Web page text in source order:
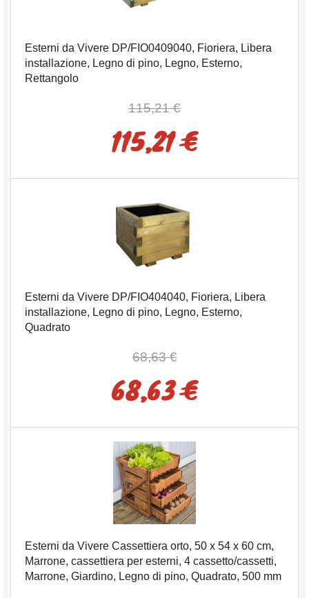
Esterni da Vivere DP/FIO0409040, Fioriera, Libera
installazione, Legno di pino, Legno, Esterno,
Rettangolo
115,21 €
115,21 €
Esterni da Vivere DP/FIO404040, Fioriera, Libera
installazione, Legno di pino, Legno, Esterno,
Quadrato
68,63 €
68,63 €
Esterni da Vivere Cassettiera orto, 50 x 54 x 60 cm,
Marrone, cassettiera per esterni, 4 cassetto/cassetti,
Marrone, Giardino, Legno di pino, Quadrato, 500 mm